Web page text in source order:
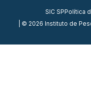
SIC SP Política
| © 2026 Instituto de